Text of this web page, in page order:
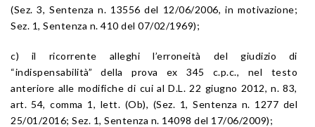
(Sez. 3, Sentenza n. 13556 del 12/06/2006, in motivazione;
Sez. 1, Sentenza n. 410 del 07/02/1969);
c) il ricorrente alleghi l’erroneità del giudizio di
“indispensabilità” della prova ex 345 c.p.c., nel testo
anteriore alle modifiche di cui al D.L. 22 giugno 2012, n. 83,
art. 54, comma 1, lett. (Ob), (Sez. 1, Sentenza n. 1277 del
25/01/2016; Sez. 1, Sentenza n. 14098 del 17/06/2009);